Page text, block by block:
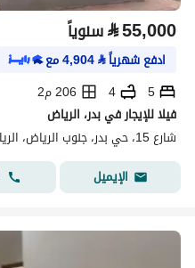
⃁55,000 سنوياً
ادفع شهرياً⃁
4,904مع
5
4
206 م2
فيلا للإيجار في بدر، الرياض
شارع 15، حي بدر، جنوب الرياض، الرياض
الإيميل